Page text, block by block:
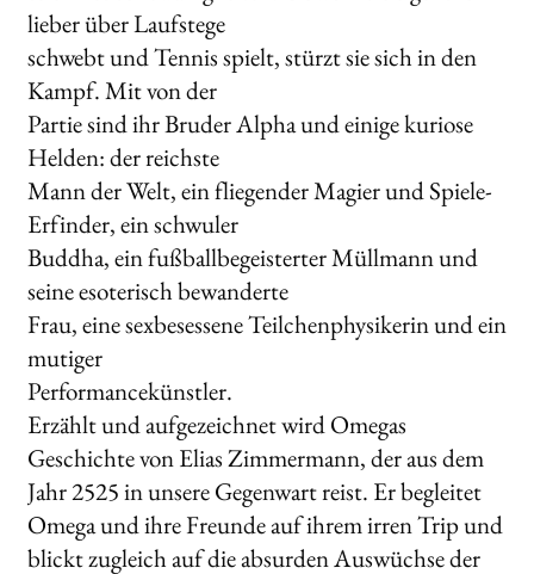
lieber über Laufstege
schwebt und Tennis spielt, stürzt sie sich in den
Kampf. Mit von der
Partie sind ihr Bruder Alpha und einige kuriose
Helden: der reichste
Mann der Welt, ein fliegender Magier und Spiele-
Erfinder, ein schwuler
Buddha, ein fußballbegeisterter Müllmann und
seine esoterisch bewanderte
Frau, eine sexbesessene Teilchenphysikerin und ein
mutiger
Performancekünstler.
Erzählt und aufgezeichnet wird Omegas
Geschichte von Elias Zimmermann, der aus dem
Jahr 2525 in unsere Gegenwart reist. Er begleitet
Omega und ihre Freunde auf ihrem irren Trip und
blickt zugleich auf die absurden Auswüchse der